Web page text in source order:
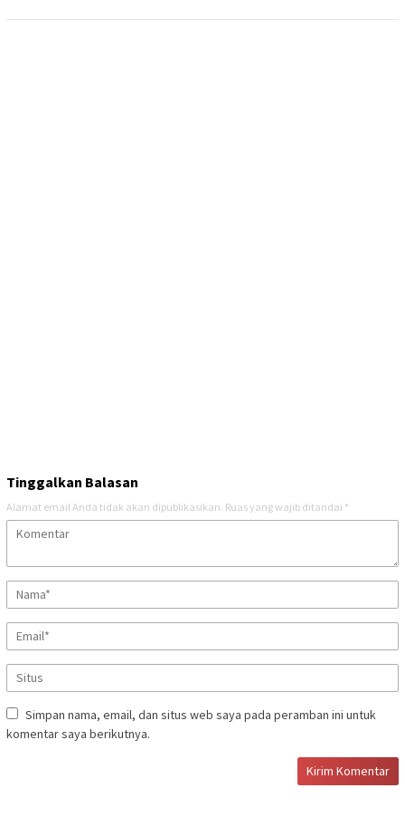
Tinggalkan Balasan
Alamat email Anda tidak akan dipublikasikan. Ruas yang wajib ditandai *
Simpan nama, email, dan situs web saya pada peramban ini untuk
komentar saya berikutnya.